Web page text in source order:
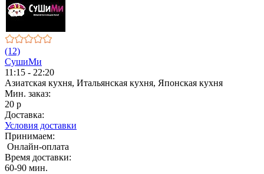
(12)
СушиМи
11:15 - 22:20
Азиатская кухня, Итальянская кухня, Японская кухня
Мин. заказ:
20 р
Доставка:
Условия доставки
Принимаем:
Онлайн-оплата
Время доставки:
60-90 мин.